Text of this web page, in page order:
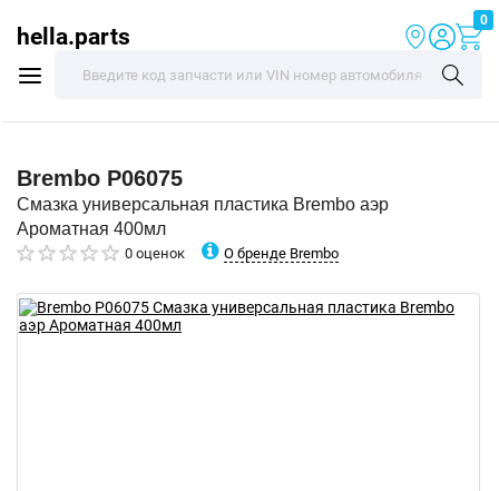
hella.parts
0
Brembo P06075
Смазка универсальная пластика Brembo аэр
Ароматная 400мл
0 оценок О бренде Brembo